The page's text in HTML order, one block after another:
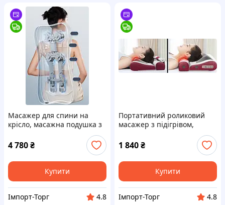
Масажер для спини на
крісло, масажна подушка з
підігрівом
4 780₴
Купити
Імпорт-Торг
4.8
Портативний роликовий
масажер з підігрівом,
ароматизацією, масажер
для шиї, голови, плечей,
масажна подушка
1 840₴
Купити
Імпорт-Торг
4.8